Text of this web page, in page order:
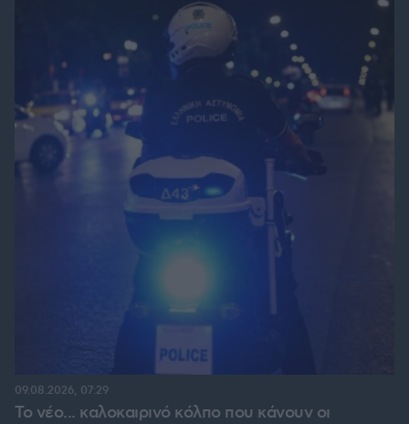
Το νέο... καλοκαιρινό κόλπο που κάνουν οι
09.08.2026, 07:29